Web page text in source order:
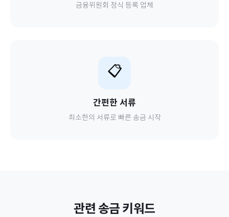
금융위원회 정식 등록 업체
📋
간편한 서류
최소한의 서류로 빠른 송금 시작
관련 송금 키워드